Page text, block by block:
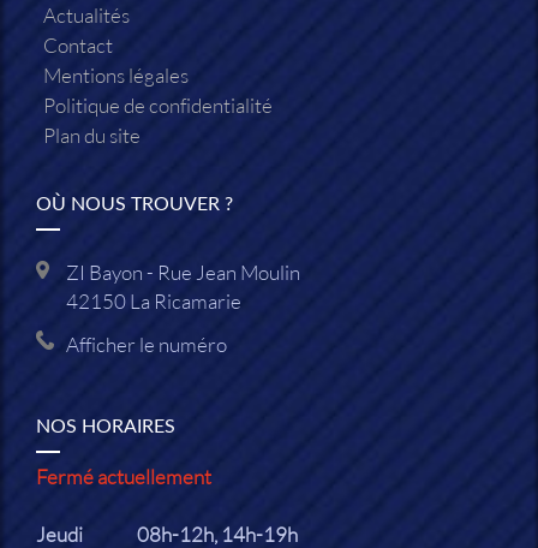
Actualités
Contact
Mentions légales
Politique de confidentialité
Plan du site
OÙ NOUS TROUVER ?
ZI Bayon - Rue Jean Moulin
42150La Ricamarie
Afficher le numéro
NOS HORAIRES
Fermé actuellement
Jeudi
08h-12h, 14h-19h